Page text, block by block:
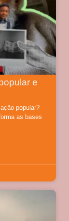
e
popular?
as bases